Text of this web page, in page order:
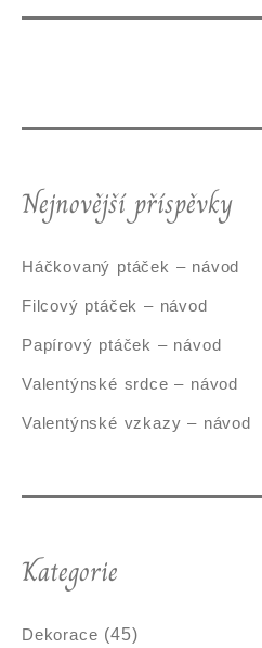
Nejnovější příspěvky
Háčkovaný ptáček – návod
Filcový ptáček – návod
Papírový ptáček – návod
Valentýnské srdce – návod
Valentýnské vzkazy – návod
Kategorie
Dekorace (45)